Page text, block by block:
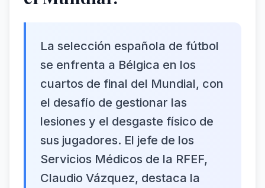
La selección española de fútbol
se enfrenta a Bélgica en los
cuartos de final del Mundial, con
el desafío de gestionar las
lesiones y el desgaste físico de
sus jugadores. El jefe de los
Servicios Médicos de la RFEF,
Claudio Vázquez, destaca la